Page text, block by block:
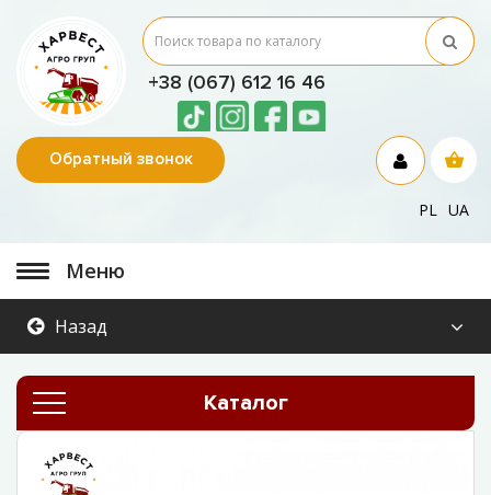
+38 (067) 612 16 46
Обратный звонок
PL UA
Меню
Назад
Каталог